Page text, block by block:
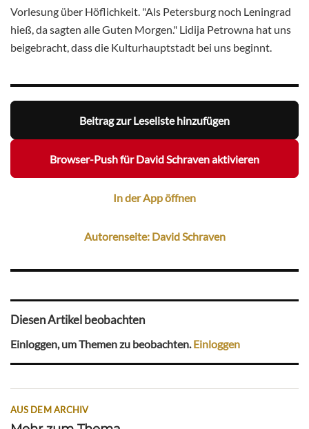
Vorlesung über Höflichkeit. "Als Petersburg noch Leningrad
hieß, da sagten alle Guten Morgen." Lidija Petrowna hat uns
beigebracht, dass die Kulturhauptstadt bei uns beginnt.
Beitrag zur Leseliste hinzufügen
Browser-Push für David Schraven aktivieren
In der App öffnen
Autorenseite: David Schraven
Diesen Artikel beobachten
Einloggen, um Themen zu beobachten.Einloggen
AUS DEM ARCHIV